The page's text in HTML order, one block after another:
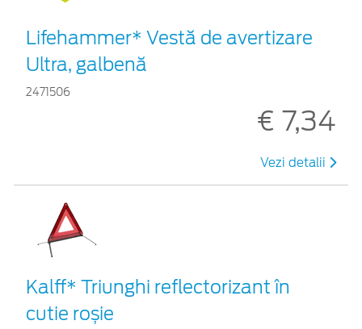
Lifehammer* Vestă de avertizare
Ultra, galbenă
2471506
€ 7,34
Vezi detalii
Kalff* Triunghi reflectorizant în
cutie roșie